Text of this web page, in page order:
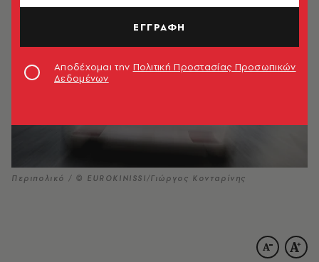
Περιπολικό / © EUROKINISSI/Γιώργος Κονταρίνης
ΕΓΓΡΑΦΗ
Αποδέχομαι την Πολιτική Προστασίας Προσωπικών
Δεδομένων